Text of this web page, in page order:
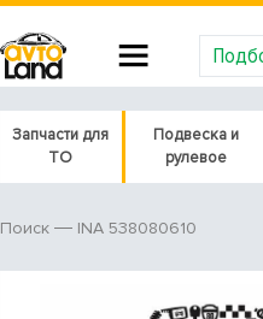
Запчасти для
ТО
Подвеска и
рулевое
Поиск INA 538080610